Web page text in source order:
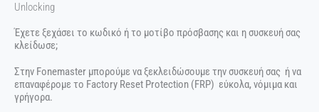
Unlocking
Έχετε ξεχάσει το κωδικό ή το μοτίβο πρόσβασης και η συσκευή σας
κλείδωσε;
Στην Fonemaster μπορούμε να ξεκλειδώσουμε την συσκευή σας ή να
επαναφέρομε το Factory Reset Protection (FRP) εύκολα, νόμιμα και
γρήγορα.